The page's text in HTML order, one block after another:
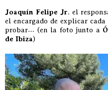
Joaquín Felipe Jr. el
el encargado de explicar
probar… (en la foto junto a
de Ibiza)